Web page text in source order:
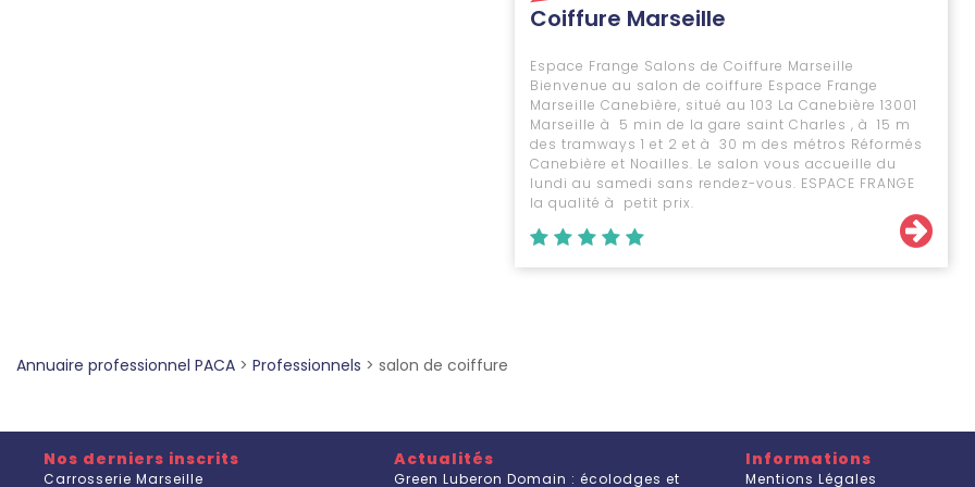
Coiffure Marseille
Espace Frange Salons de Coiffure Marseille
Bienvenue au salon de coiffure Espace Frange
Marseille Canebière, situé au 103 La Canebière 13001
Marseille à 5 min de la gare saint Charles , à 15 m
des tramways 1 et 2 et à 30 m des métros Réformés
Canebière et Noailles. Le salon vous accueille du
lundi au samedi sans rendez-vous. ESPACE FRANGE
la qualité à petit prix.
Annuaire professionnel PACA > Professionnels > salon de coiffure
Nos derniers inscrits
Carrosserie Marseille
Actualités
Green Luberon Domain : écolodges et
Informations
Mentions Légales